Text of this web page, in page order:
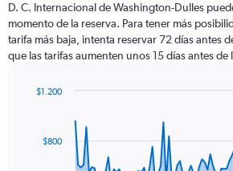
D. C. Internacional de Washington-Dulles
momento de la reserva. Para tener más
tarifa más baja, intenta reservar 72 días antes
que las tarifas aumenten unos 15 días antes de
data$800
$1.200